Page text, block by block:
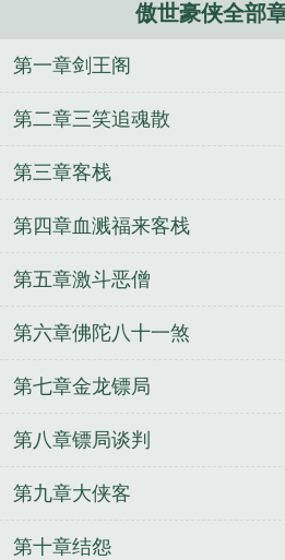
皇妃失宠，九千岁奉
世无双（绝代天骄））
是渡海
月落星河（校园nph）
傲世豪侠全部
第一章剑王阁
第二章三笑追魂散
第三章客栈
第四章血溅福来客栈
第五章激斗恶僧
第六章佛陀八十一煞
第七章金龙镖局
第八章镖局谈判
第九章大侠客
第十章结怨